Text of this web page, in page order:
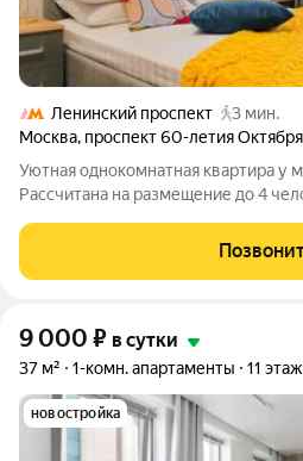
Ленинский проспект
3 мин.
Москва, проспект 60-летия Октября
Уютная однокомнатная квартира у
Рассчитана на размещение до 4
в центре города. Особые преимущества: Отчётные
для командировок.
9 000 ₽ в сутки
37 м² 1-комн. апартаменты 11 этаж
новостройка